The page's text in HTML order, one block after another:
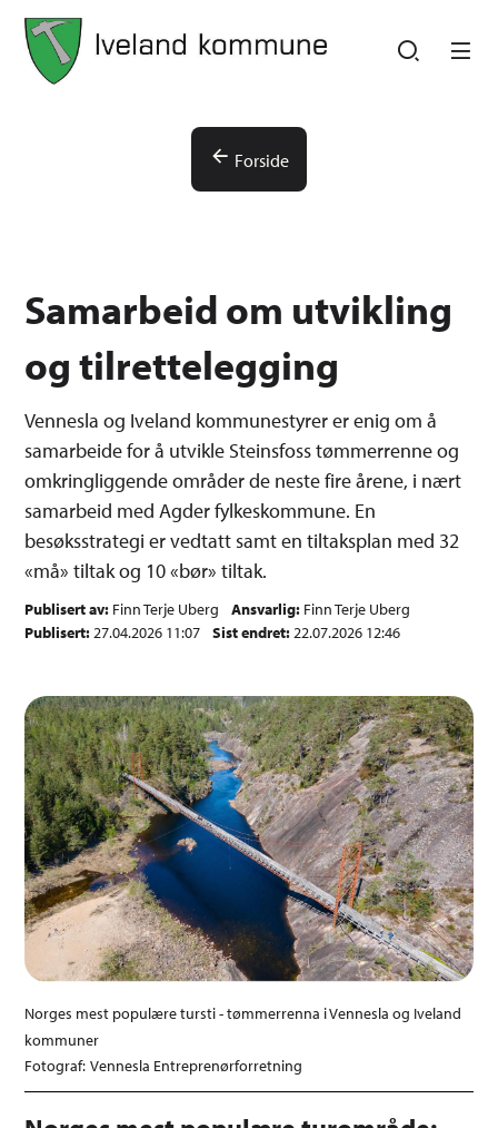
Iveland kommune
Forside
Samarbeid om utvikling
og tilrettelegging
Vennesla og Iveland kommunestyrer er enig om å
samarbeide for å utvikle Steinsfoss tømmerrenne og
omkringliggende områder de neste fire årene, i nært
samarbeid med Agder fylkeskommune. En
besøksstrategi er vedtatt samt en tiltaksplan med 32
«må» tiltak og 10 «bør» tiltak.
Publisert av Finn Terje Uberg Ansvarlig Finn Terje Uberg
Publisert 27.04.2026 11:07 Sist endret 22.07.2026 12:46
Norges mest populære tursti - tømmerrenna i Vennesla og Iveland
kommuner
Vennesla Entreprenørforretning